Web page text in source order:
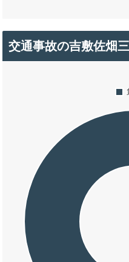
交通事故の吉敷佐畑